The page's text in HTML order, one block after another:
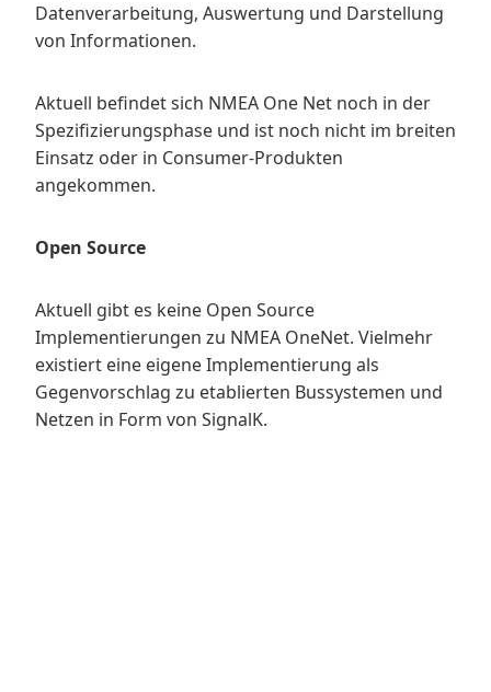
Datenverarbeitung, Auswertung und Darstellung
von Informationen.
Aktuell befindet sich NMEA One Net noch in der
Spezifizierungsphase und ist noch nicht im breiten
Einsatz oder in Consumer-Produkten
angekommen.
Open Source
Aktuell gibt es keine Open Source
Implementierungen zu NMEA OneNet. Vielmehr
existiert eine eigene Implementierung als
Gegenvorschlag zu etablierten Bussystemen und
Netzen in Form von SignalK.